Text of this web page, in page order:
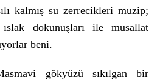
kalmış su zerrecikleri muzip;
dokunuşları ile musallat
beni.
gökyüzü sıkılgan bir